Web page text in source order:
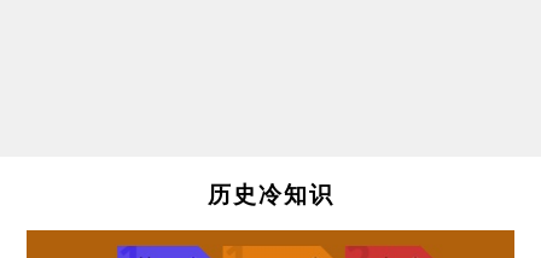
历史冷知识